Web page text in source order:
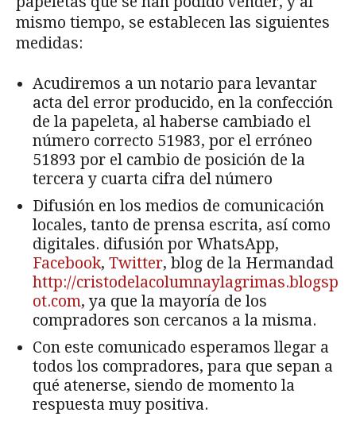
mismo tiempo, se establecen las siguientes
medidas:
Acudiremos a un notario para levantar
acta del error producido, en la confección
de la papeleta, al haberse cambiado el
número correcto 51983, por el erróneo
51893 por el cambio de posición de la
tercera y cuarta cifra del número
Difusión en los medios de comunicación
locales, tanto de prensa escrita, así como
digitales. difusión por WhatsApp,
Facebook, Twitter, blog de la Hermandad
http://cristodelacolumnaylagrimas.blogsp
ot.com, ya que la mayoría de los
compradores son cercanos a la misma.
Con este comunicado esperamos llegar a
todos los compradores, para que sepan a
qué atenerse, siendo de momento la
respuesta muy positiva.